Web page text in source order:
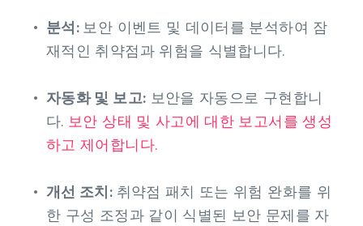
분석: 보안 이벤트 및 데이터를 분석하여 잠
재적인 취약점과 위험을 식별합니다.
자동화 및 보고: 보안을 자동으로 구현합니
다. 보안 상태 및 사고에 대한 보고서를 생성
하고 제어합니다.
개선 조치: 취약점 패치 또는 위험 완화를 위
한 구성 조정과 같이 식별된 보안 문제를 자